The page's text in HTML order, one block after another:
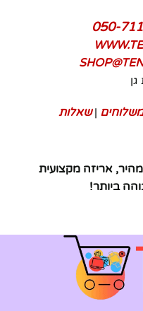
050-
משלוחים |שאלות
אריזה מקצועית
ביותר!